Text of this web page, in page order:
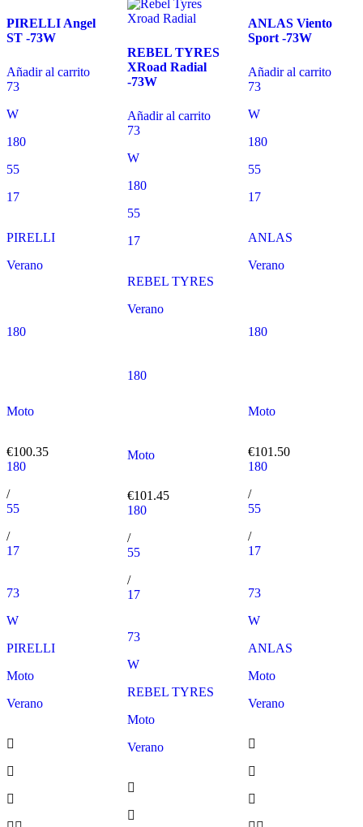
PIRELLI Angel
ST -73W
Añadir al carrito
73
W
180
55
17
PIRELLI
Verano
180
Moto
€100.35
180
/
55
/
17
73
W
PIRELLI
Moto
Verano
REBEL TYRES
XRoad Radial
-73W
Añadir al carrito
73
W
180
55
17
REBEL TYRES
Verano
180
Moto
€101.45
180
/
55
/
17
73
W
REBEL TYRES
Moto
Verano
ANLAS Viento
Sport -73W
Añadir al carrito
73
W
180
55
17
ANLAS
Verano
180
Moto
€101.50
180
/
55
/
17
73
W
ANLAS
Moto
Verano